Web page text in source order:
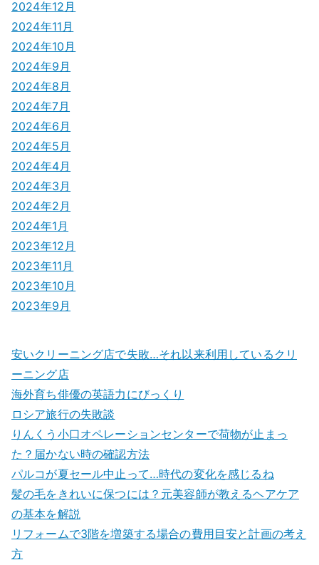
2024年12月
2024年11月
2024年10月
2024年9月
2024年8月
2024年7月
2024年6月
2024年5月
2024年4月
2024年3月
2024年2月
2024年1月
2023年12月
2023年11月
2023年10月
2023年9月
安いクリーニング店で失敗…それ以来利用しているクリ
ーニング店
海外育ち俳優の英語力にびっくり
ロシア旅行の失敗談
りんくう小口オペレーションセンターで荷物が止まっ
た？届かない時の確認方法
パルコが夏セール中止って…時代の変化を感じるね
髪の毛をきれいに保つには？元美容師が教えるヘアケア
の基本を解説
リフォームで3階を増築する場合の費用目安と計画の考え
方